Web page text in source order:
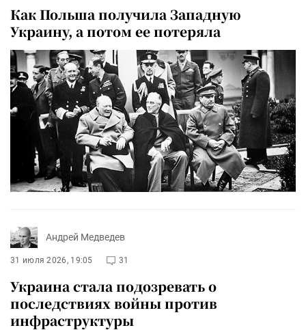
Как Польша получила Западную
Украину, а потом ее потеряла
Андрей Медведев
31 июля 2026, 19:05 31
Украина стала подозревать о
последствиях войны против
инфраструктуры